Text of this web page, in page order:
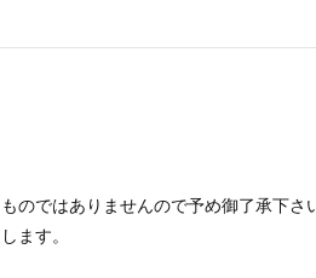
のではありませんので予め御了承下さ
ます。